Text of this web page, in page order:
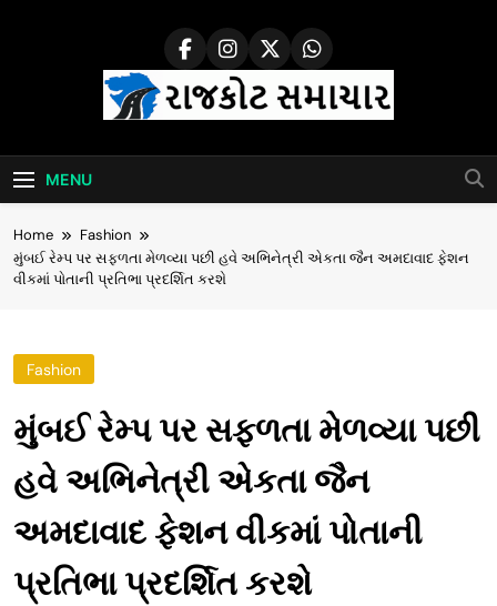
Rajkot Samachar
MENU
Home
Fashion
મુંબઈ રેમ્પ પર સફળતા મેળવ્યા પછી હવે અભિનેત્રી એકતા જૈન અમદાવાદ ફેશન
વીકમાં પોતાની પ્રતિભા પ્રદર્શિત કરશે
Fashion
મુંબઈ રેમ્પ પર સફળતા મેળવ્યા પછી
હવે અભિનેત્રી એકતા જૈન
અમદાવાદ ફેશન વીકમાં પોતાની
પ્રતિભા પ્રદર્શિત કરશે